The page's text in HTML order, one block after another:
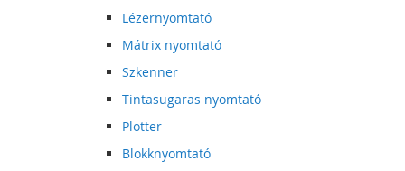
Lézernyomtató
Mátrix nyomtató
Szkenner
Tintasugaras nyomtató
Plotter
Blokknyomtató